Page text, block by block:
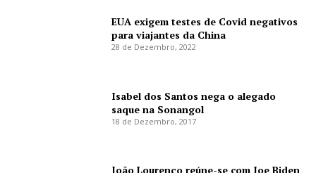
EUA exigem testes de Covid negativos
para viajantes da China
28 de Dezembro, 2022
Isabel dos Santos nega o alegado
saque na Sonangol
18 de Dezembro, 2017
João Lourenço reúne-se com Joe Biden